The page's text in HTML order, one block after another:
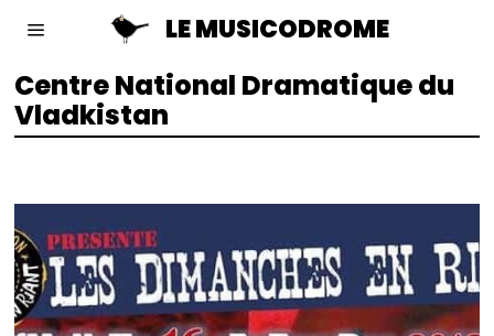
LE MUSICODROME
Centre National Dramatique du
Vladkistan